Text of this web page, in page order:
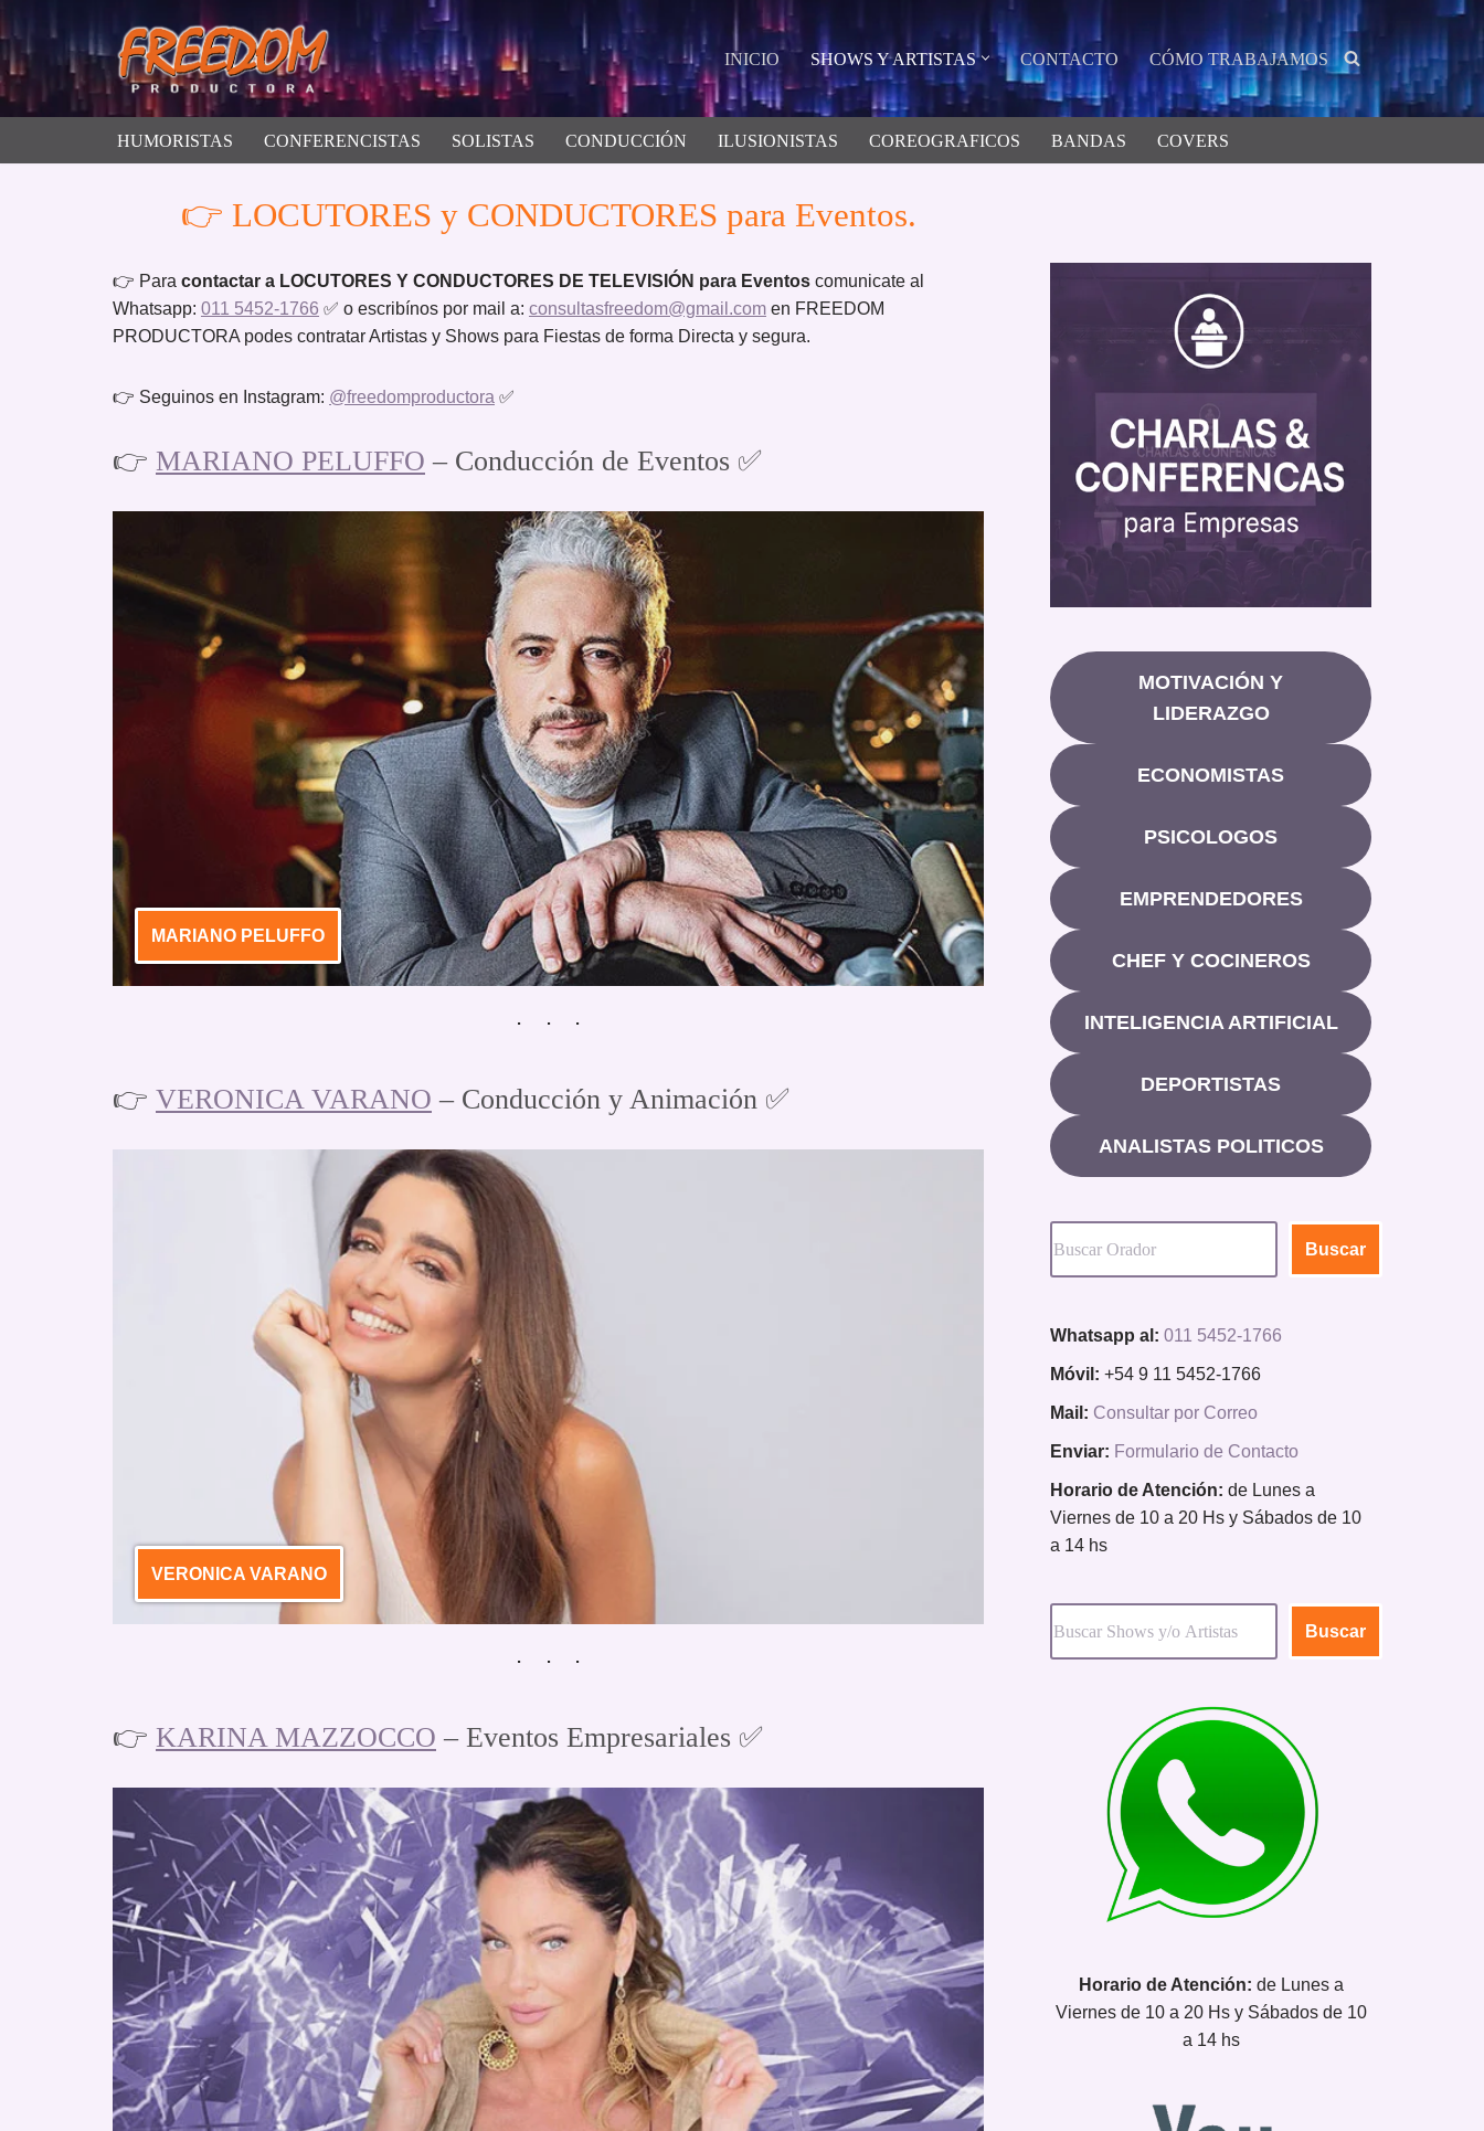
Saltar
contenido
INICIO SHOWS Y ARTISTAS CONTACTO CÓMO TRABAJAMOS
HUMORISTAS CONFERENCISTAS SOLISTAS CONDUCCIÓN ILUSIONISTAS COREOGRAFICOS BANDAS COVERS
👉 LOCUTORES y CONDUCTORES para Eventos.
👉 Para contactar a LOCUTORES Y CONDUCTORES DE TELEVISIÓN para Eventos comunicate al
Whatsapp: 011 5452-1766 ✅ o escribínos por mail a: consultasfreedom@gmail.com en FREEDOM
PRODUCTORA podes contratar Artistas y Shows para Fiestas de forma Directa y segura.
👉 Seguinos en Instagram: @freedomproductora ✅
👉 MARIANO PELUFFO – Conducción de Eventos ✅
MARIANO PELUFFO
👉 VERONICA VARANO – Conducción y Animación ✅
VERONICA VARANO
👉 KARINA MAZZOCCO – Eventos Empresariales ✅
MOTIVACIÓN Y
LIDERAZGO
ECONOMISTAS
PSICOLOGOS
EMPRENDEDORES
CHEF Y COCINEROS
INTELIGENCIA ARTIFICIAL
DEPORTISTAS
ANALISTAS POLITICOS
Buscar
Whatsapp al: 011 5452-1766
Móvil: +54 9 11 5452-1766
Mail: Consultar por Correo
Enviar: Formulario de Contacto
Horario de Atención: de Lunes a
Viernes de 10 a 20 Hs y Sábados de 10
a 14 hs
Buscar
Horario de Atención: de Lunes a
Viernes de 10 a 20 Hs y Sábados de 10
a 14 hs